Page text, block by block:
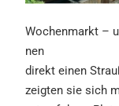
Wochen­markt –
nen
direkt einen
zeigten sie sich